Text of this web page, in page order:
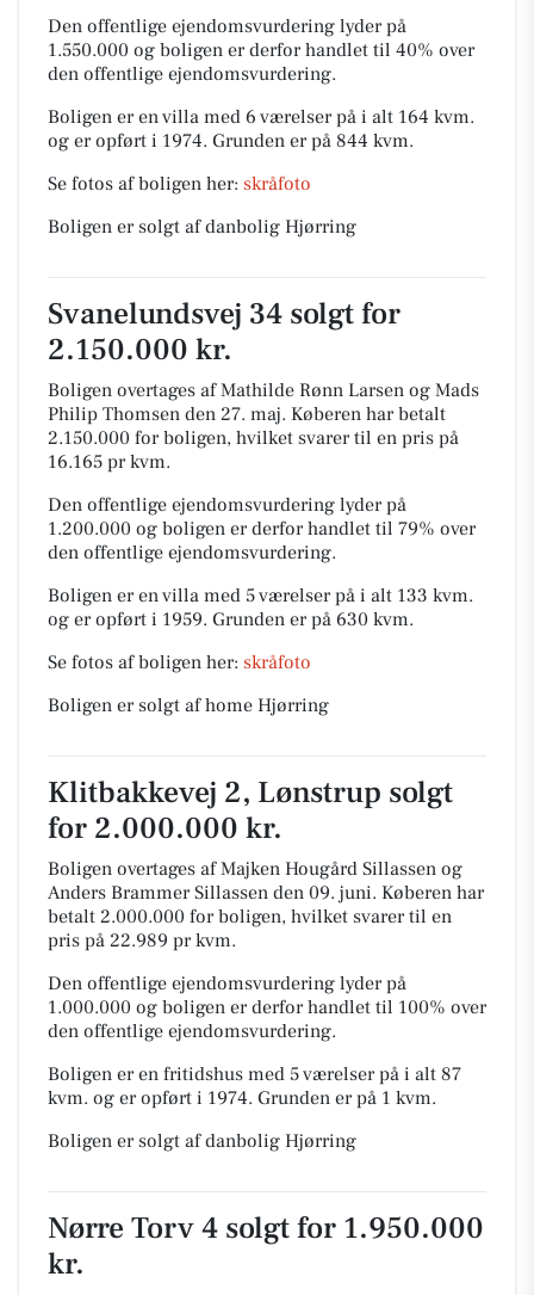
Den offentlige ejendomsvurdering lyder på
1.550.000 og boligen er derfor handlet til 40% over
den offentlige ejendomsvurdering.
Boligen er en villa med 6 værelser på i alt 164 kvm.
og er opført i 1974. Grunden er på 844 kvm.
Se fotos af boligen her: skråfoto
Boligen er solgt af danbolig Hjørring
Svanelundsvej 34 solgt for
2.150.000 kr.
Boligen overtages af Mathilde Rønn Larsen og Mads
Philip Thomsen den 27. maj. Køberen har betalt
2.150.000 for boligen, hvilket svarer til en pris på
16.165 pr kvm.
Den offentlige ejendomsvurdering lyder på
1.200.000 og boligen er derfor handlet til 79% over
den offentlige ejendomsvurdering.
Boligen er en villa med 5 værelser på i alt 133 kvm.
og er opført i 1959. Grunden er på 630 kvm.
Se fotos af boligen her: skråfoto
Boligen er solgt af home Hjørring
Klitbakkevej 2, Lønstrup solgt
for 2.000.000 kr.
Boligen overtages af Majken Hougård Sillassen og
Anders Brammer Sillassen den 09. juni. Køberen har
betalt 2.000.000 for boligen, hvilket svarer til en
pris på 22.989 pr kvm.
Den offentlige ejendomsvurdering lyder på
1.000.000 og boligen er derfor handlet til 100% over
den offentlige ejendomsvurdering.
Boligen er en fritidshus med 5 værelser på i alt 87
kvm. og er opført i 1974. Grunden er på 1 kvm.
Boligen er solgt af danbolig Hjørring
Nørre Torv 4 solgt for 1.950.000
kr.